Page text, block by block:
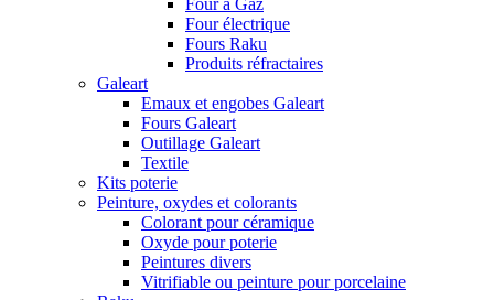
Four à Gaz
Four électrique
Fours Raku
Produits réfractaires
Galeart
Emaux et engobes Galeart
Fours Galeart
Outillage Galeart
Textile
Kits poterie
Peinture, oxydes et colorants
Colorant pour céramique
Oxyde pour poterie
Peintures divers
Vitrifiable ou peinture pour porcelaine